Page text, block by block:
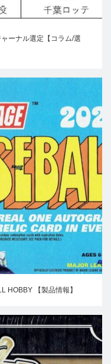
ーナル選定【コラム/選
HOBBY 【製品情報】